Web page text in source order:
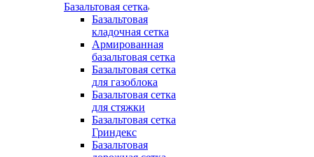
Базальтовая сетка
Базальтовая
кладочная сетка
Армированная
базальтовая сетка
Базальтовая сетка
для газоблока
Базальтовая сетка
для стяжки
Базальтовая сетка
Гриндекс
Базальтовая